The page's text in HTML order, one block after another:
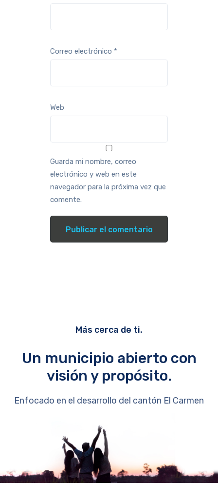
Correo electrónico *
Web
Guarda mi nombre, correo
electrónico y web en este
navegador para la próxima vez que
comente.
Más cerca de ti.
Un municipio abierto con
visión y propósito.
Enfocado en el desarrollo del cantón El Carmen